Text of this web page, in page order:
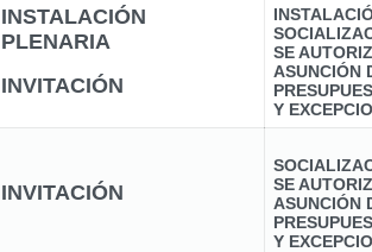
INSTALACIÓN
PLENARIA
INVITACIÓN
SE
ASUNCIÓN
Y
INVITACIÓN
SE
ASUNCIÓN
Y